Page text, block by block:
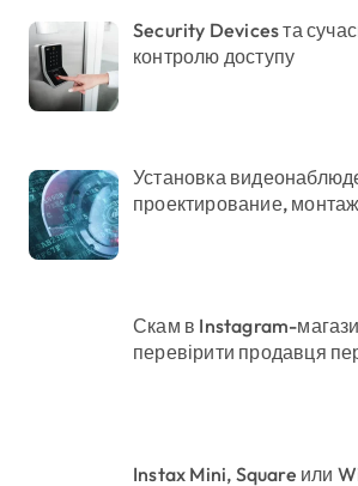
Security Devices та
контролю доступу
Установка
проектирование,
Скам в Instagram-
перевірити продавця
Instax Mini, Square или